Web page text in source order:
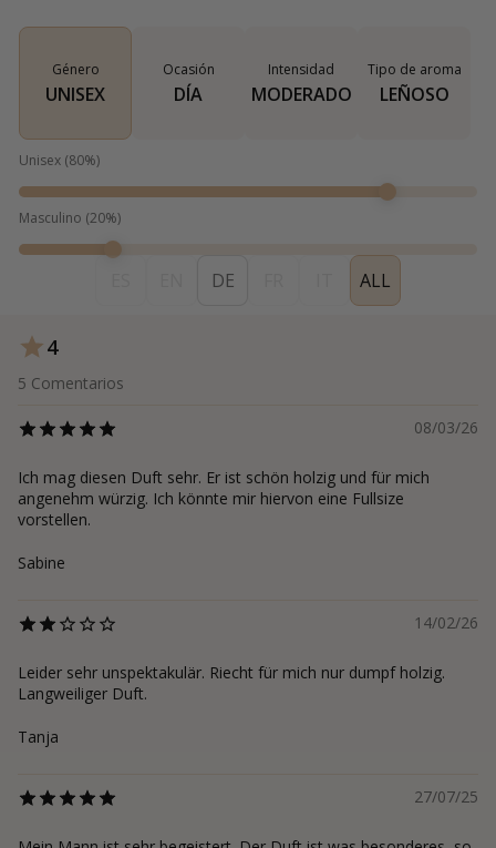
Género
UNISEX
Ocasión
DÍA
Intensidad
MODERADO
Tipo de aroma
LEÑOSO
Unisex (80%)
Masculino (20%)
DE ALL
4
5 Comentarios
08/03/26
Ich mag diesen Duft sehr. Er ist schön holzig und für mich
angenehm würzig. Ich könnte mir hiervon eine Fullsize
vorstellen.
Sabine
14/02/26
Leider sehr unspektakulär. Riecht für mich nur dumpf holzig.
Langweiliger Duft.
Tanja
27/07/25